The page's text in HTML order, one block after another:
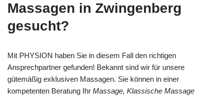
Massagen in Zwingenberg
gesucht?
Mit PHYSION haben Sie in diesem Fall den richtigen
Ansprechpartner gefunden! Bekannt sind wir für unsere
gütemäßig exklusiven Massagen. Sie können in einer
kompetenten Beratung Ihr Massage, Klassische Massage